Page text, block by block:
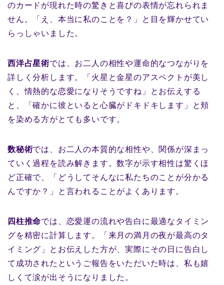
のカードが現れた時の驚きと喜びの表情が忘れられま
せん。「え、本当に私のことを？」と目を輝かせてい
らっしゃいました。
西洋占星術では、お二人の相性や運命的なつながりを
詳しく分析します。「火星と金星のアスペクトが美し
く、情熱的な恋愛になりそうですね」とお伝えする
と、「確かに彼といると心臓がドキドキします」と頬
を染める方がとても多いです。
数秘術では、お二人の本質的な相性や、関係が深まっ
ていく過程を読み解きます。数字が示す相性は驚くほ
ど正確で、「どうしてそんなに私たちのことが分かる
んですか？」と言われることがよくあります。
四柱推命では、恋愛運の流れや告白に最適なタイミン
グを精密に計算します。「来月の満月の夜が最高のタ
イミング」とお伝えした方が、実際にその日に告白し
て成功されたというご報告をいただいた時は、私も嬉
しくて涙が出そうになりました。